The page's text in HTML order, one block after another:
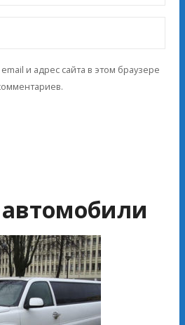
и адрес сайта в этом браузере